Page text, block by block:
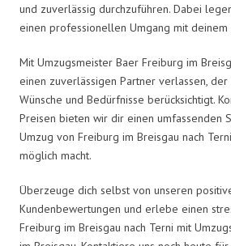
und zuverlässig durchzuführen. Dabei
einen professionellen Umgang mit deinem
Mit Umzugsmeister Baer Freiburg im
einen zuverlässigen Partner verlassen,
Wünsche und Bedürfnisse berücksichtigt.
Preisen bieten wir dir einen umfassenden
Umzug von Freiburg im Breisgau nach
möglich macht.
Überzeuge dich selbst von unseren
Kundenbewertungen und erlebe einen
Freiburg im Breisgau nach Terni mit